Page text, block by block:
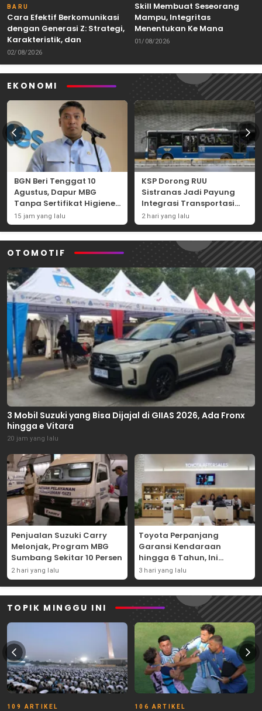
BARU
Cara Efektif Berkomunikasi
dengan Generasi Z: Strategi,
Karakteristik, dan
Tantangannya
02/08/2026
Skill Membuat Seseorang
Mampu, Integritas
Menentukan Ke Mana
Kemampuan Itu Dibawa
01/08/2026
EKONOMI
BGN Beri Tenggat 10
Agustus, Dapur MBG
Tanpa Sertifikat Higiene
Terancam Tutup
Permanen
15 jam yang lalu
KSP Dorong RUU
Sistranas Jadi Payung
Integrasi Transportasi
Massal Indonesia
2 hari yang lalu
OTOMOTIF
3 Mobil Suzuki yang Bisa Dijajal di GIIAS 2026, Ada Fronx
hingga e Vitara
20 jam yang lalu
Penjualan Suzuki Carry
Melonjak, Program MBG
Sumbang Sekitar 10 Persen
2 hari yang lalu
Toyota Perpanjang
Garansi Kendaraan
hingga 6 Tahun, Ini
Syaratnya
3 hari yang lalu
TOPIK MINGGU INI
109 ARTIKEL 106 ARTIKEL